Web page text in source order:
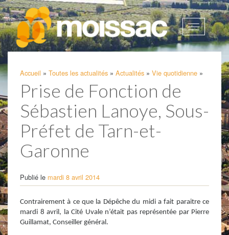
Afficher
la
Accueil » Toutes les actualités » Actualités » Vie quotidienne »
Prise de Fonction de
Sébastien Lanoye, Sous-
Préfet de Tarn-et-
Garonne
Publié le mardi 8 avril 2014
Contrairement à ce que la Dépêche du midi a fait paraitre ce
mardi 8 avril, la Cité Uvale n’était pas représentée par Pierre
Guillamat, Conseiller général.